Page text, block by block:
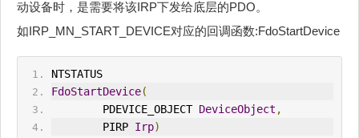
动设备时，是需要将该IRP下发给底层的PDO。
如IRP_MN_START_DEVICE对应的回调函数:FdoStartDevice
NTSTATUS
FdoStartDevice(
        PDEVICE_OBJECT
DeviceObject ,
        PIRP
Irp)